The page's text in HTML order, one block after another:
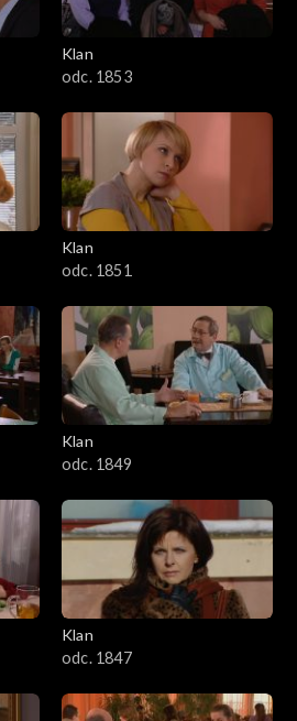
Klan
odc. 1853
Klan
odc. 1851
Klan
odc. 1849
Klan
odc. 1847